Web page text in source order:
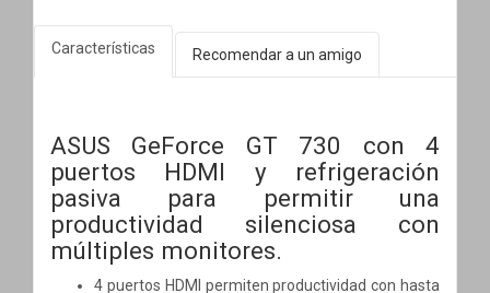
Características Recomendar a un amigo
ASUS GeForce GT 730 con 4
puertos HDMI y refrigeración
pasiva para permitir una
productividad silenciosa con
múltiples monitores.
4 puertos HDMI permiten productividad con hasta